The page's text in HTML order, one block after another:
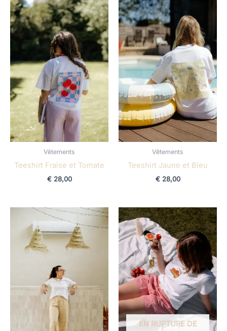
Vêtements
Teeshirt Fraise et Tomate
€28,00
Vêtements
Teeshirt Jaune et Bleu
€28,00
EN RUPTURE DE